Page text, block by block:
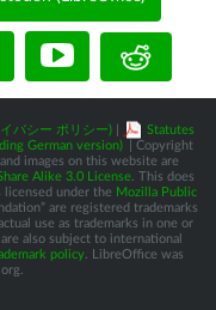
バシー ポリシー)
Statutes
German version)
| Copyright
images on this website are
Alike 3.0 License. This does
under the Mozilla Public
are registered trademarks
use as trademarks in one or
also subject to international
policy. LibreOffice was